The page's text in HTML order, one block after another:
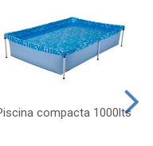
compacta 1000lts